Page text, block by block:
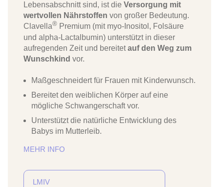
Lebensabschnitt sind, ist die Versorgung mit
wertvollen Nährstoffen von großer Bedeutung.
Clavella® Premium (mit myo-Inositol, Folsäure
und alpha-Lactalbumin) unterstützt in dieser
aufregenden Zeit und bereitetauf den Weg zum
Wunschkind vor.
Maßgeschneidert für Frauen mit Kinderwunsch.
Bereitet den weiblichen Körper auf eine
mögliche Schwangerschaft vor.
Unterstützt die natürliche Entwicklung des
Babys im Mutterleib.
MEHR INFO
LMIV